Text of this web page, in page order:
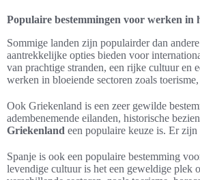
Populaire bestemmingen voor werken in
Sommige landen zijn populairder dan
aantrekkelijke opties bieden voor
van prachtige stranden, een rijke cultuur en
werken in bloeiende sectoren zoals
Ook Griekenland is een zeer gewilde
adembenemende eilanden, historische
Griekenland een populaire keuze is. Er
Spanje is ook een populaire bestemming
levendige cultuur is het een geweldige plek